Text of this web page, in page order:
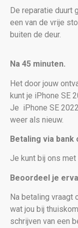
De reparatie duurt
een van de vrije
buiten de deur.
Na 45 minuten.
Het door jouw
kunt je iPhone SE
Je iPhone SE
weer als nieuw.
Betaling via
Je kunt bij ons
Beoordeel je
Na betaling vraagt
wat jou bij
schrijven van een